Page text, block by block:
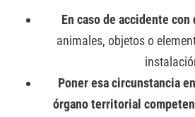
En caso de accidente con
animales, objetos o
Poner esa circunstancia
órgano territorial